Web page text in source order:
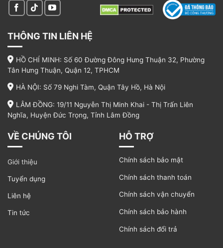
THÔNG TIN LIÊN HỆ
HỒ CHÍ MINH: Số 60 Đường Đông Hưng Thuận 32, Phường
Tân Hưng Thuận, Quận 12, TPHCM
HÀ NỘI: Số 79 Nghi Tàm, Quận Tây Hồ, Hà Nội
LÂM ĐỒNG: 19/11 Nguyễn Thị Minh Khai - Thị Trấn Liên
Nghĩa, Huyện Đức Trọng, Tỉnh Lâm Đồng
VỀ CHÚNG TÔI
Giới thiệu
Tuyển dụng
Liên hệ
Tin tức
HỖ TRỢ
Chính sách bảo mật
Chính sách thanh toán
Chính sách vận chuyển
Chính sách bảo hành
Chính sách đổi trả